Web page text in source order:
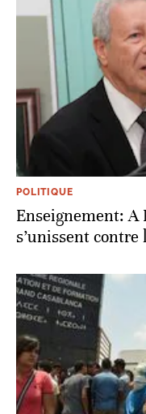
POLITIQUE
Enseignement: A
s’unissent